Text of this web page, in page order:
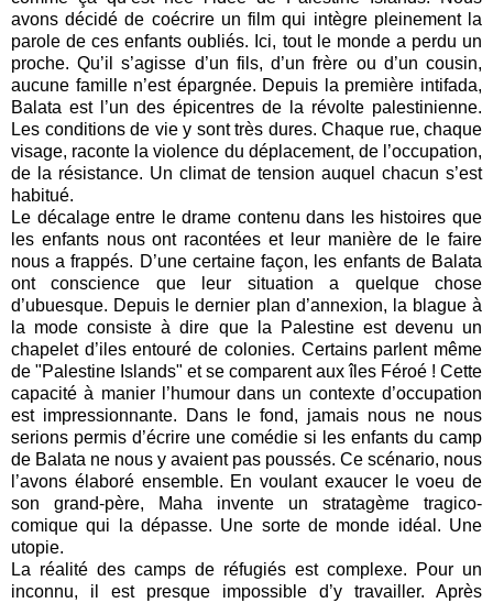
avons décidé de coécrire un film qui intègre pleinement la
parole de ces enfants oubliés. Ici, tout le monde a perdu un
proche. Qu’il s’agisse d’un fils, d’un frère ou d’un cousin,
aucune famille n’est épargnée. Depuis la première intifada,
Balata est l’un des épicentres de la révolte palestinienne.
Les conditions de vie y sont très dures. Chaque rue, chaque
visage, raconte la violence du déplacement, de l’occupation,
de la résistance. Un climat de tension auquel chacun s’est
habitué.
Le décalage entre le drame contenu dans les histoires que
les enfants nous ont racontées et leur manière de le faire
nous a frappés. D’une certaine façon, les enfants de Balata
ont conscience que leur situation a quelque chose
d’ubuesque. Depuis le dernier plan d’annexion, la blague à
la mode consiste à dire que la Palestine est devenu un
chapelet d’iles entouré de colonies. Certains parlent même
de "Palestine Islands" et se comparent aux îles Féroé ! Cette
capacité à manier l’humour dans un contexte d’occupation
est impressionnante. Dans le fond, jamais nous ne nous
serions permis d’écrire une comédie si les enfants du camp
de Balata ne nous y avaient pas poussés. Ce scénario, nous
l’avons élaboré ensemble. En voulant exaucer le voeu de
son grand-père, Maha invente un stratagème tragico-
comique qui la dépasse. Une sorte de monde idéal. Une
utopie.
La réalité des camps de réfugiés est complexe. Pour un
inconnu, il est presque impossible d’y travailler. Après